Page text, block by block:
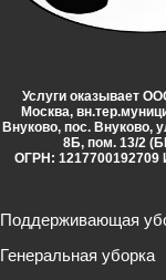
Услуги оказывает
Москва,
Внуково, пос. Внуково,
8Б, пом. 13/2
ОГРН: 1217700192709
Поддерживающая
Генеральная уборка